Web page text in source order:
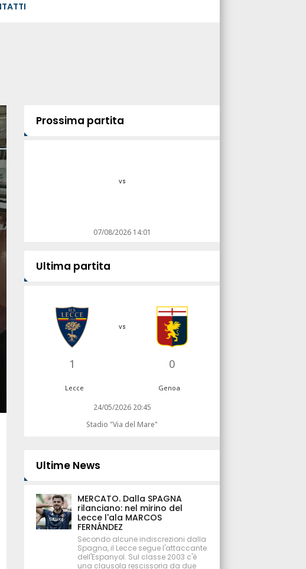
Prossima partita
vs
07/08/2026 14:01
Ultima partita
1
vs
0
Lecce Genoa
24/05/2026 20:45
Stadio "Via del Mare"
Ultime News
MERCATO. Dalla SPAGNA
rilanciano: nel mirino del
Lecce l'ala MARCOS
FERNÁNDEZ
Secondo alcune indiscrezioni dalla
Spagna, il Lecce segue l'attaccante
dell'Espanyol. Sul classe 2003 c'è
una clausola rescissoria da due